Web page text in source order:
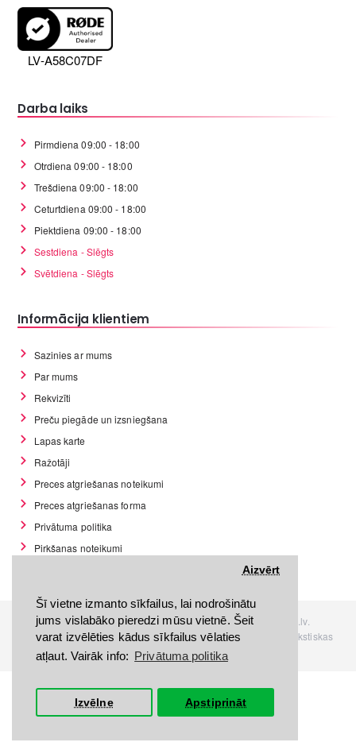
Šī vietne izmanto sīkfailus, lai nodrošinātu
jums vislabāko pieredzi mūsu vietnē. Šeit
varat izvēlēties kādus sīkfailus vēlaties
atļaut. Vairāk info: Privātuma politika
Aizvērt
Izvēlne Apstiprināt
LV-A58C07DF
Darba laiks
Pirmdiena 09:00 - 18:00
Otrdiena 09:00 - 18:00
Trešdiena 09:00 - 18:00
Ceturtdiena 09:00 - 18:00
Piektdiena 09:00 - 18:00
Sestdiena - Slēgts
Svētdiena - Slēgts
Informācija klientiem
Sazinies ar mums
Par mums
Rekvizīti
Preču piegāde un izsniegšana
Lapas karte
Ražotāji
Preces atgriešanas noteikumi
Preces atgriešanas forma
Privātuma politika
Pirkšanas noteikumi
Visas tiesības rezervētas. Interneta veikals www.Discomania.lv.
Jebkuras Discomania.lv informācijas pārpublicēšana, bez rakstiskas
atļaujas, stingri aizliegta.